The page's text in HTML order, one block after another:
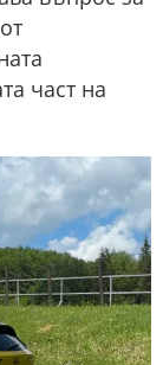
част на